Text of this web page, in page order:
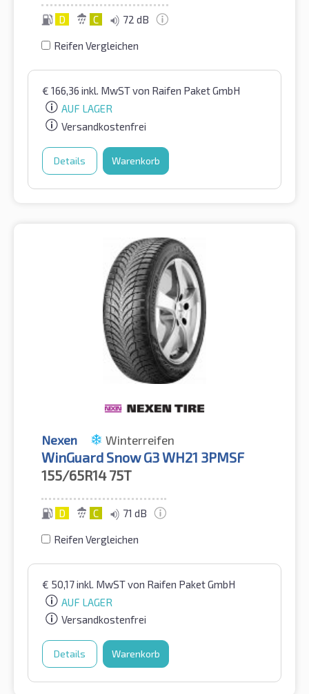
D C 72 dB
Reifen Vergleichen
€ 166,36 inkl. MwSTvon Raifen Paket GmbH
AUF LAGER
Versandkostenfrei
Details Warenkorb
Nexen Winterreifen
WinGuard Snow G3 WH21 3PMSF
155/65R14 75T
D C 71 dB
Reifen Vergleichen
€ 50,17inkl. MwSTvon Raifen Paket GmbH
AUF LAGER
Versandkostenfrei
Details Warenkorb